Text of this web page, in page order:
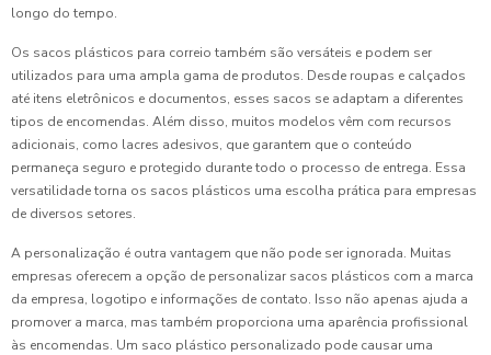
longo do tempo.
Os sacos plásticos para correio também são versáteis e podem ser
utilizados para uma ampla gama de produtos. Desde roupas e calçados
até itens eletrônicos e documentos, esses sacos se adaptam a diferentes
tipos de encomendas. Além disso, muitos modelos vêm com recursos
adicionais, como lacres adesivos, que garantem que o conteúdo
permaneça seguro e protegido durante todo o processo de entrega. Essa
versatilidade torna os sacos plásticos uma escolha prática para empresas
de diversos setores.
A personalização é outra vantagem que não pode ser ignorada. Muitas
empresas oferecem a opção de personalizar sacos plásticos com a marca
da empresa, logotipo e informações de contato. Isso não apenas ajuda a
promover a marca, mas também proporciona uma aparência profissional
às encomendas. Um saco plástico personalizado pode causar uma